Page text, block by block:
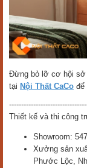
Đừng bỏ lỡ cơ hội
tại Nội Thất CaCo để
Thiết kế và thi công
Showroom:
Xưởng sản
Phước Lộc,